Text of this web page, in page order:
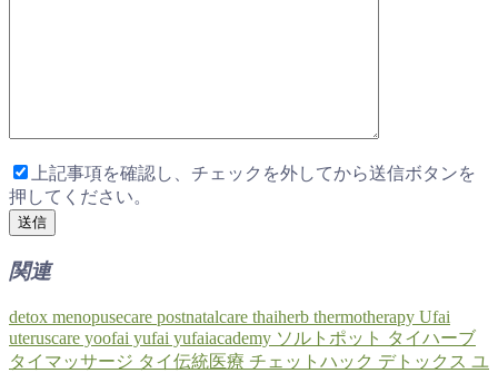
上記事項を確認し、チェックを外してから送信ボタンを
押してください。
関連
detox menopusecare postnatalcare thaiherb thermotherapy Ufai
uteruscare yoofai yufai yufaiacademy ソルトポット タイハーブ
タイマッサージ タイ伝統医療 チェットハック デトックス ユ